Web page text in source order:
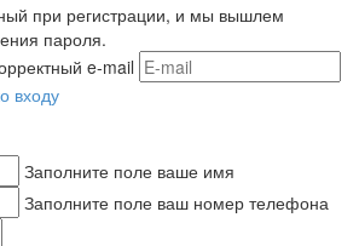
при регистрации, и мы вышлем
пароля.
e-mail
входу
Заполните поле ваше имя
Заполните поле ваш номер телефона